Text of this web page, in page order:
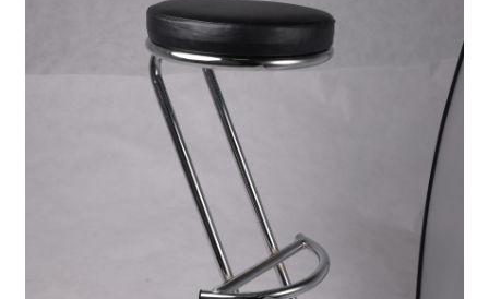
Geschäftsbedingungen